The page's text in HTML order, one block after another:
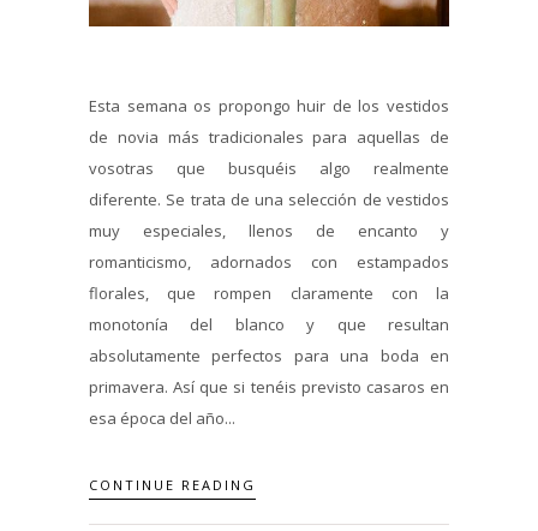
Esta semana os propongo huir de los vestidos
de novia más tradicionales para aquellas de
vosotras que busquéis algo realmente
diferente. Se trata de una selección de vestidos
muy especiales, llenos de encanto y
romanticismo, adornados con estampados
florales, que rompen claramente con la
monotonía del blanco y que resultan
absolutamente perfectos para una boda en
primavera. Así que si tenéis previsto casaros en
esa época del año...
CONTINUE READING